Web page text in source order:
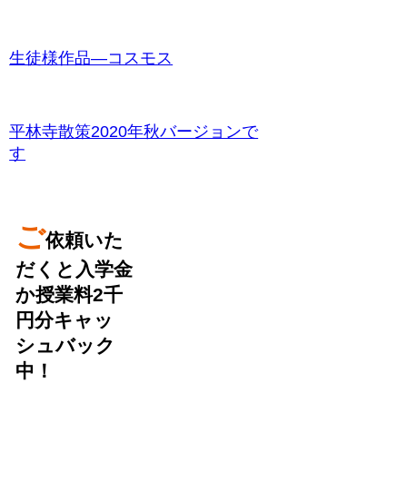
生徒様作品―コスモス
平林寺散策2020年秋バージョンで
す
ご依頼いた
だくと入学金
か授業料2千
円分キャッ
シュバック
中！